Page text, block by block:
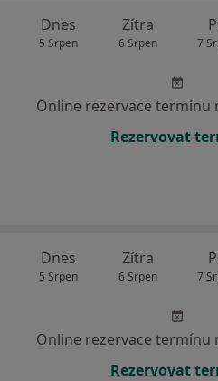
Dnes
5 Srpen
Zítra
6 Srpen 7
Online rezervace termínu
Rezervovat
Dnes
5 Srpen
Zítra
6 Srpen 7
Online rezervace termínu
Rezervovat